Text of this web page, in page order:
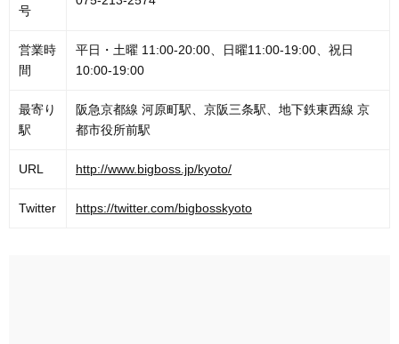
号
営業時
間
平日・土曜 11:00-20:00、日曜11:00-19:00、祝日
10:00-19:00
最寄り
駅
阪急京都線 河原町駅、京阪三条駅、地下鉄東西線 京
都市役所前駅
URL http://www.bigboss.jp/kyoto/
Twitter https://twitter.com/bigbosskyoto